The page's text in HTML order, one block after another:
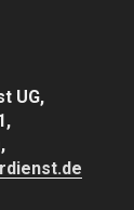
UG,